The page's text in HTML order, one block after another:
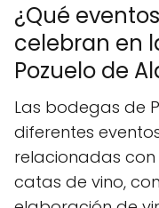
¿Qué
celebran en
Pozuelo de
Las bodegas de
diferentes
relacionadas
catas de vino,